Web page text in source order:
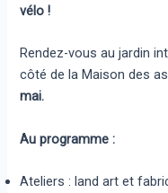
vélo !
Rendez-vous au jardin
côté de la Maison des
mai.
Au programme :
Ateliers : land art et